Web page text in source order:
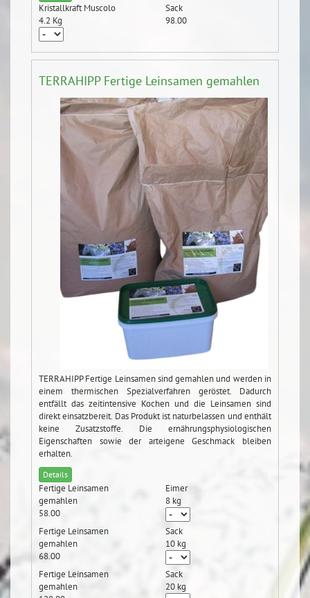
Kristallkraft Muscolo
Sack
4.2 Kg
98.00
TERRAHIPP Fertige Leinsamen gemahlen
TERRAHIPP Fertige Leinsamen sind gemahlen und werden in
einem thermischen Spezialverfahren geröstet. Dadurch
entfällt das zeitintensive Kochen und die Leinsamen sind
direkt einsatzbereit. Das Produkt ist naturbelassen und enthält
keine Zusatzstoffe. Die ernährungsphysiologischen
Eigenschaften sowie der arteigene Geschmack bleiben
erhalten.
Details
Fertige Leinsamen
gemahlen
Eimer
8 kg
58.00
Fertige Leinsamen
gemahlen
Sack
10 kg
68.00
Fertige Leinsamen
gemahlen
Sack
20 kg